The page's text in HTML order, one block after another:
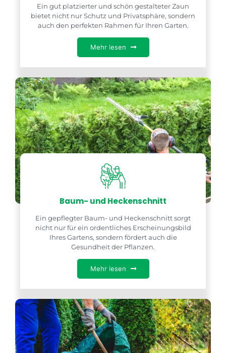
Ein gut platzierter und schön gestalteter Zaun
bietet nicht nur Schutz und Privatsphäre, sondern
auch den perfekten Rahmen für Ihren Garten.
Mehr lesen
Baum- und Heckenschnitt
Ein gepflegter Baum- und Heckenschnitt sorgt
nicht nur für ein ordentliches Erscheinungsbild
Ihres Gartens, sondern fördert auch die
Gesundheit der Pflanzen.
Mehr lesen